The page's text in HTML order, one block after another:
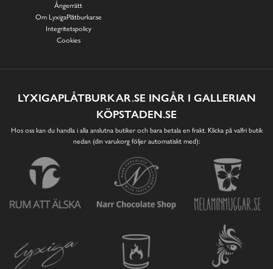
Ångerrätt
Om LyxigaPlåtburkar.se
Integritetspolicy
Cookies
LYXIGAPLÅTBURKAR.SE INGÅR I GALLERIAN
KÖPSTADEN.SE
Hos oss kan du handla i alla anslutna butiker och bara betala en frakt. Klicka på valfri butik
nedan (din varukorg följer automatiskt med):